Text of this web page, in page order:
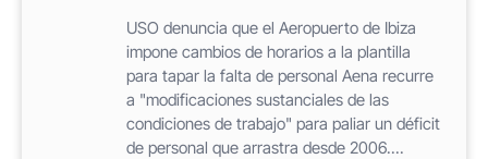
USO denuncia que el Aeropuerto de Ibiza
impone cambios de horarios a la plantilla
para tapar la falta de personal Aena recurre
a "modificaciones sustanciales de las
condiciones de trabajo" para paliar un déficit
de personal que arrastra desde 2006....